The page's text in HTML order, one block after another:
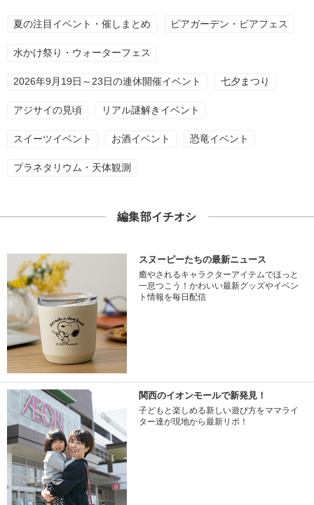
夏の注目イベント・催しまとめ ビアガーデン・ビアフェス
水かけ祭り・ウォーターフェス
2026年9月19日～23日の連休開催イベント 七夕まつり
アジサイの見頃 リアル謎解きイベント
スイーツイベント お酒イベント 恐竜イベント
プラネタリウム・天体観測
編集部イチオシ
スヌーピーたちの最新ニュース
癒やされるキャラクターアイテムでほっと
一息つこう！かわいい最新グッズやイベン
ト情報を毎日配信
関西のイオンモールで新発見！
子どもと楽しめる新しい遊び方をママライ
ター達が現地から最新リポ！